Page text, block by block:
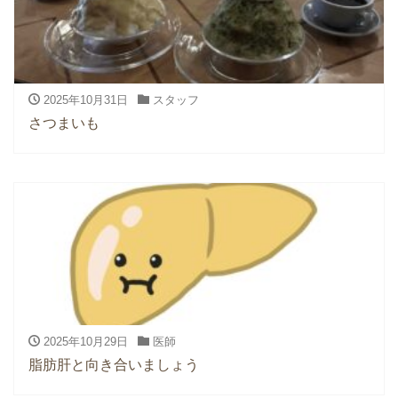
2025年10月31日 スタッフ
さつまいも
2025年10月29日 医師
脂肪肝と向き合いましょう